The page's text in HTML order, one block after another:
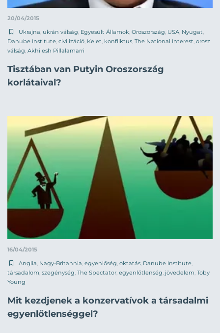
20/04/2015
Ukrajna ukrán válság Egyesült Államok Oroszország USA Nyugat
Danube Institute civilizáció Kelet konfliktus The National Interest orosz
válság Akhilesh Pillalamarri
Tisztában van Putyin Oroszország
korlátaival?
16/04/2015
Anglia, Nagy-Britannia, egyenlőség, oktatás, Danube Institute,
társadalom, szegénység, The Spectator, egyenlőtlenség, jövedelem, Toby
Young
Mit kezdjenek a konzervatívok a társadalmi
egyenlőtlenséggel?